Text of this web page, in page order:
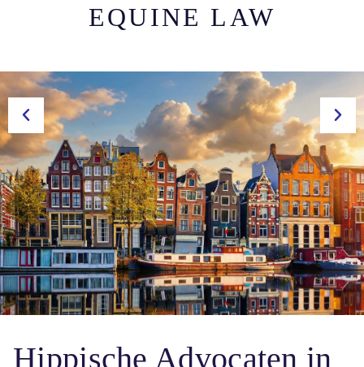
EQUINE LAW
Hippische Advocaten in